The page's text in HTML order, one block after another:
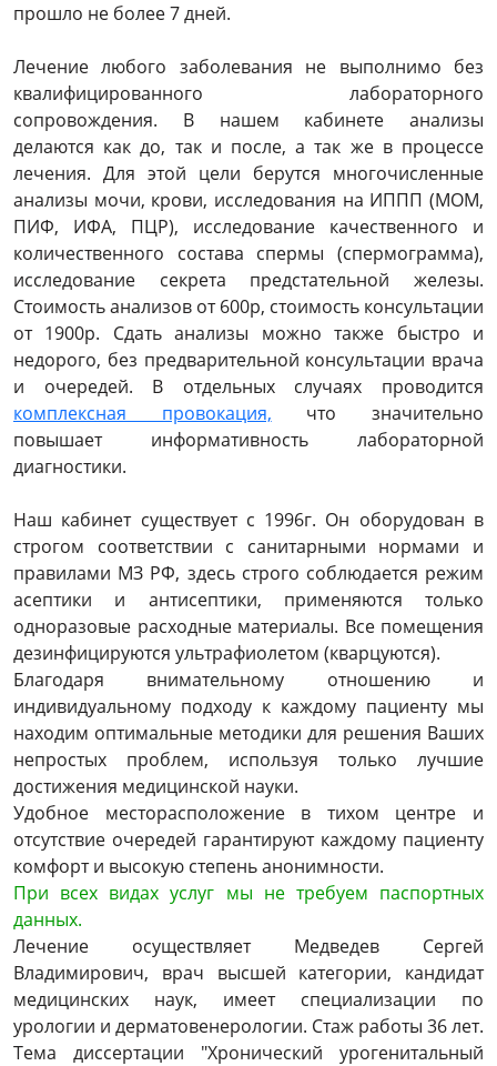
прошло не более 7 дней.
Лечение любого заболевания не выполнимо без
квалифицированного лабораторного
сопровождения. В нашем кабинете анализы
делаются как до, так и после, а так же в процессе
лечения. Для этой цели берутся многочисленные
анализы мочи, крови, исследования на ИППП (МОМ,
ПИФ, ИФА, ПЦР), исследование качественного и
количественного состава спермы (спермограмма),
исследование секрета предстательной железы.
Стоимость анализов от 600р, стоимость консультации
от 1900р. Сдать анализы можно также быстро и
недорого, без предварительной консультации врача
и очередей. В отдельных случаях проводится
комплексная провокация, что значительно
повышает информативность лабораторной
диагностики.
Наш кабинет существует с 1996г. Он оборудован в
строгом соответствии с санитарными нормами и
правилами МЗ РФ, здесь строго соблюдается режим
асептики и антисептики, применяются только
одноразовые расходные материалы. Все помещения
дезинфицируются ультрафиолетом (кварцуются).
Благодаря внимательному отношению и
индивидуальному подходу к каждому пациенту мы
находим оптимальные методики для решения Ваших
непростых проблем, используя только лучшие
достижения медицинской науки.
Удобное месторасположение в тихом центре и
отсутствие очередей гарантируют каждому пациенту
комфорт и высокую степень анонимности.
При всех видах услуг мы не требуем паспортных
данных.
Лечение осуществляет Медведев Сергей
Владимирович, врач высшей категории, кандидат
медицинских наук, имеет специализации по
урологии и дерматовенерологии. Стаж работы 36 лет.
Тема диссертации "Хронический урогенитальный